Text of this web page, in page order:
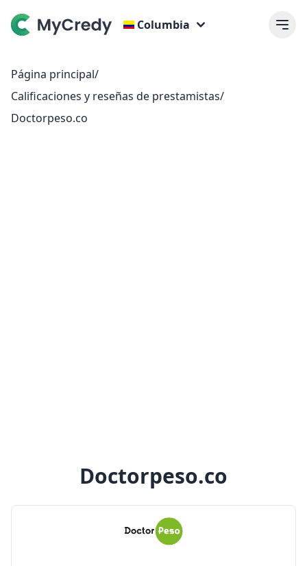
Columbia
Página principal/
Calificaciones y reseñas de prestamistas/
Doctorpeso.co
Doctorpeso.co